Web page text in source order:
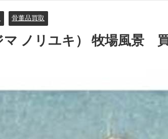
骨董品買取
マ ノリユキ） 牧場風景